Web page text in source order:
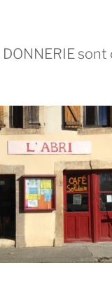
DONNERIE